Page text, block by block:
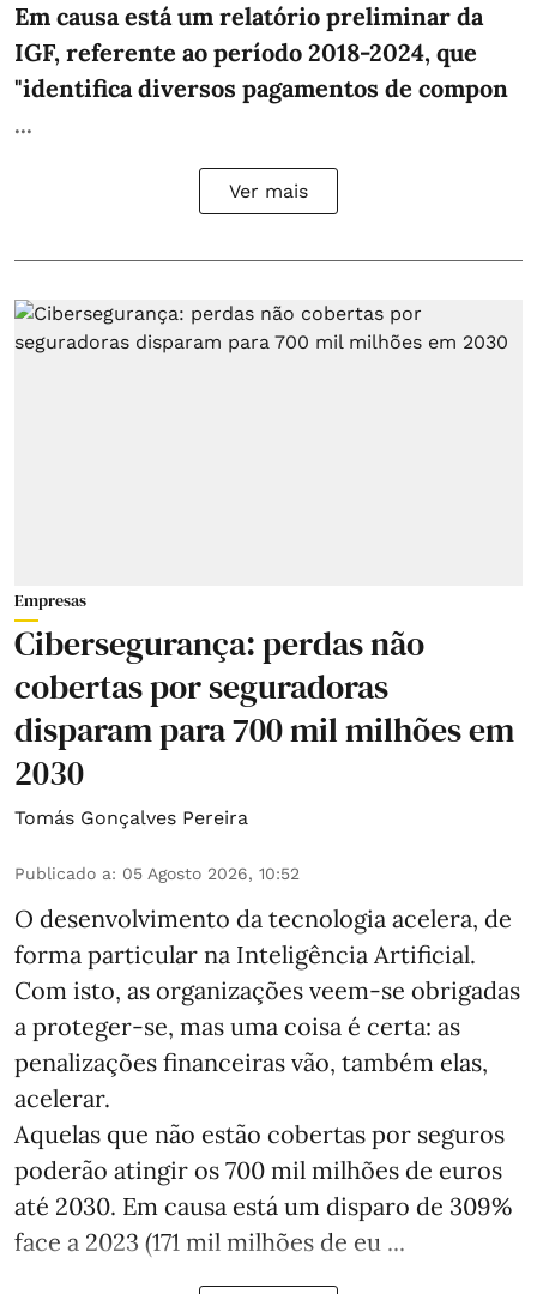
Em causa está um relatório preliminar da
IGF, referente ao período 2018-2024, que
"identifica diversos pagamentos de compon
...
Ver mais
Empresas
Cibersegurança: perdas não
cobertas por seguradoras
disparam para 700 mil milhões em
2030
Tomás Gonçalves Pereira
Publicado a: 05 Agosto 2026, 10:52
O desenvolvimento da tecnologia acelera, de
forma particular na Inteligência Artificial.
Com isto, as organizações veem-se obrigadas
a proteger-se, mas uma coisa é certa: as
penalizações financeiras vão, também elas,
acelerar.
Aquelas que não estão cobertas por seguros
poderão atingir os 700 mil milhões de euros
até 2030. Em causa está um disparo de 309%
face a 2023 (171 mil milhões de eu ...